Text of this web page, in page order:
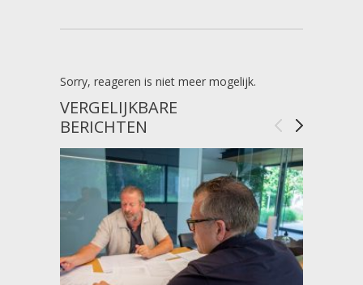
Sorry, reageren is niet meer mogelijk.
VERGELIJKBARE
BERICHTEN